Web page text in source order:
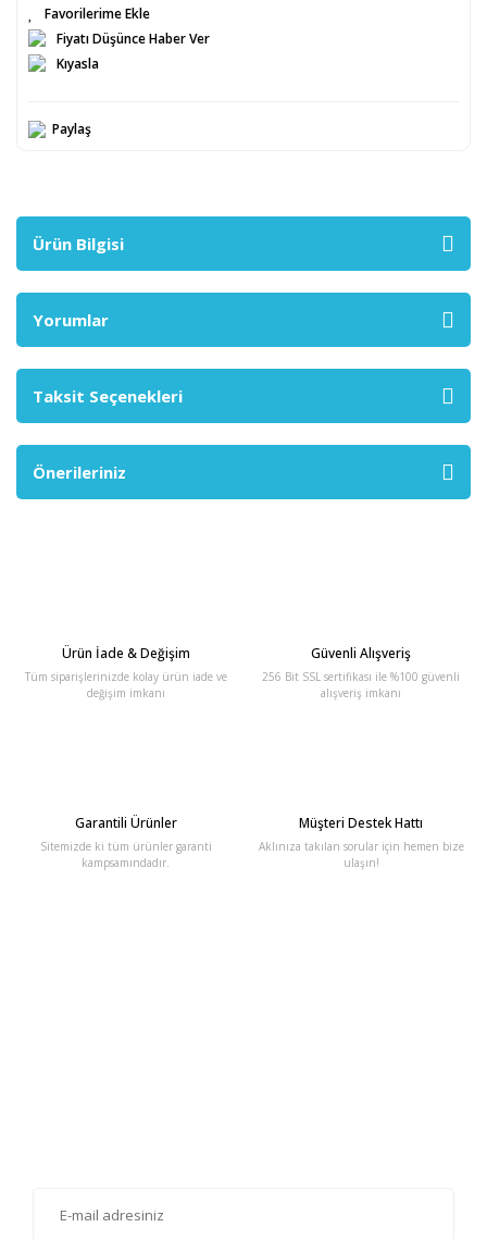
Fiyatı Düşünce Haber Ver
Kıyasla
Paylaş
Ürün Bilgisi
Yorumlar
Taksit Seçenekleri
Önerileriniz
Ürün İade & Değişim
Tüm siparişlerinizde kolay ürün iade ve
değişim imkanı
Güvenli Alışveriş
256 Bit SSL sertifikası ile %100 güvenli
alışveriş imkanı
Garantili Ürünler
Sitemizde ki tüm ürünler garanti
kampsamındadır.
Müşteri Destek Hattı
Aklınıza takılan sorular için hemen bize
ulaşın!